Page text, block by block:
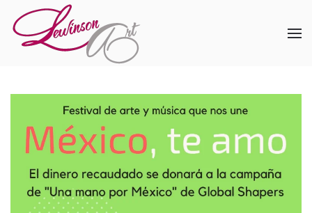
Skip to main content